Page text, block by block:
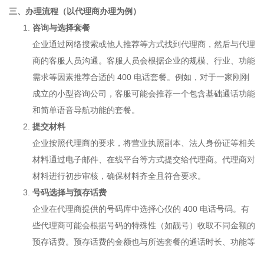
三、办理流程（以代理商办理为例）
咨询与选择套餐
企业通过网络搜索或他人推荐等方式找到代理商，然后与代理
商的客服人员沟通。客服人员会根据企业的规模、行业、功能
需求等因素推荐合适的 400 电话套餐。例如，对于一家刚刚
成立的小型咨询公司，客服可能会推荐一个包含基础通话功能
和简单语音导航功能的套餐。
提交材料
企业按照代理商的要求，将营业执照副本、法人身份证等相关
材料通过电子邮件、在线平台等方式提交给代理商。代理商对
材料进行初步审核，确保材料齐全且符合要求。
号码选择与预存话费
企业在代理商提供的号码库中选择心仪的 400 电话号码。有
些代理商可能会根据号码的特殊性（如靓号）收取不同金额的
预存话费。预存话费的金额也与所选套餐的通话时长、功能等